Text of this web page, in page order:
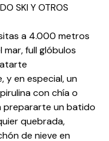
SKI Y OTROS
a 4.000 metros
mar, full glóbulos
y en especial, un
con chía o
prepararte un batido
quebrada,
de nieve en